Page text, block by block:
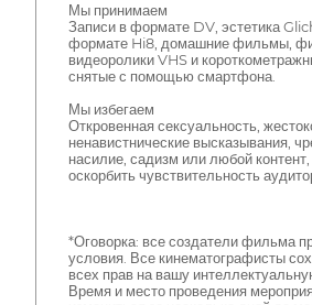
Мы принимаем
Записи в формате DV, эстетика
формате Hi8, домашние фильмы,
видеоролики VHS и
снятые с помощью смартфона.
Мы избегаем
Откровенная сексуальность,
ненавистнические высказывания,
насилие, садизм или любой
оскорбить чувствительность
*Оговорка: все создатели фильма
условия. Все кинематографисты
всех прав на вашу
Время и место проведения